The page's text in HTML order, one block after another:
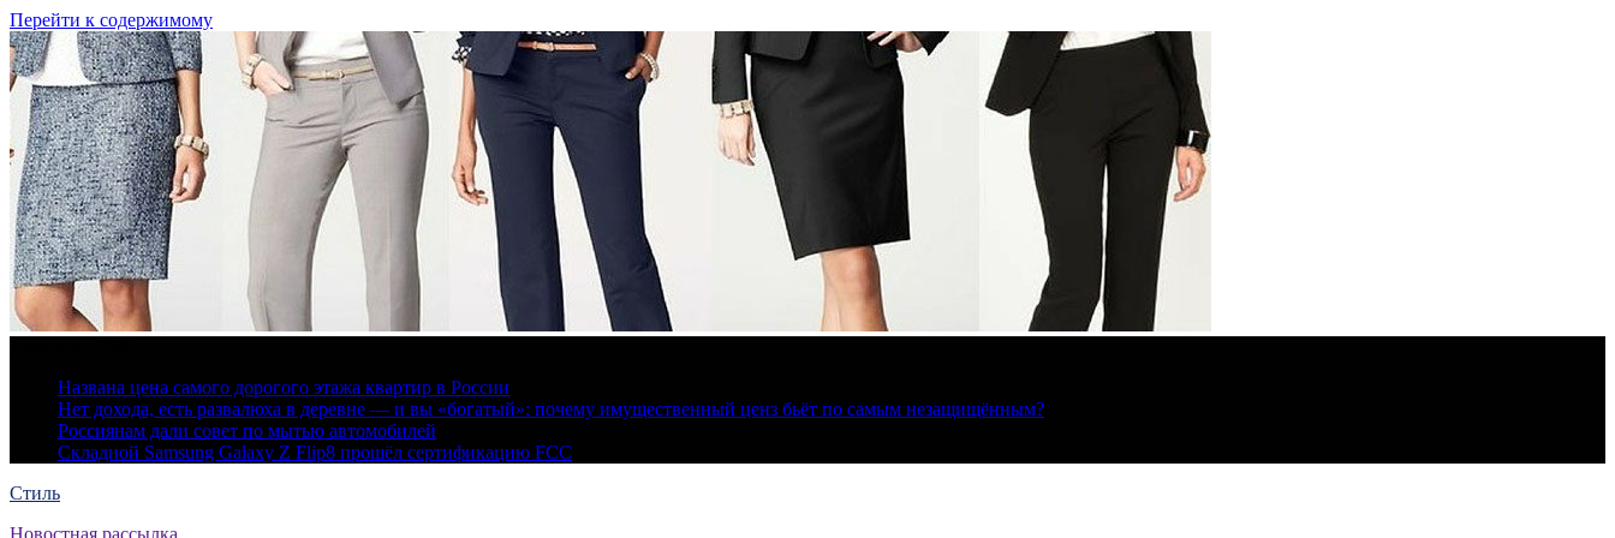
Перейти к содержимому
Названа цена самого дорогого этажа квартир в России
Нет дохода, есть развалюха в деревне — и вы «богатый»: почему имущественный ценз бьёт по самым незащищённым?
Россиянам дали совет по мытью автомобилей
Складной Samsung Galaxy Z Flip8 прошёл сертификацию FCC
Стиль
Новостная рассылка